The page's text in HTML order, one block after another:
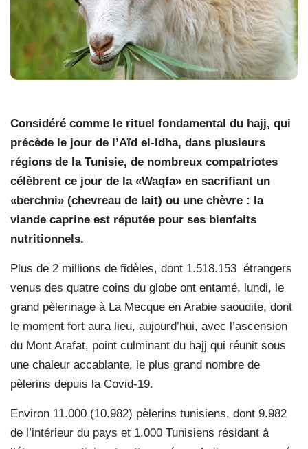
Considéré comme le rituel fondamental du hajj, qui
précède le jour de l’Aïd el-Idha, dans plusieurs
régions de la Tunisie, de nombreux compatriotes
célèbrent ce jour de la «Waqfa» en sacrifiant un
«berchni» (chevreau de lait) ou une chèvre : la
viande caprine est réputée pour ses bienfaits
nutritionnels.
Plus de 2 millions de fidèles, dont 1.518.153 étrangers
venus des quatre coins du globe ont entamé, lundi, le
grand pèlerinage à La Mecque en Arabie saoudite, dont
le moment fort aura lieu, aujourd’hui, avec l’ascension
du Mont Arafat, point culminant du hajj qui réunit sous
une chaleur accablante, le plus grand nombre de
pèlerins depuis la Covid-19.
Environ 11.000 (10.982) pèlerins tunisiens, dont 9.982
de l’intérieur du pays et 1.000 Tunisiens résidant à